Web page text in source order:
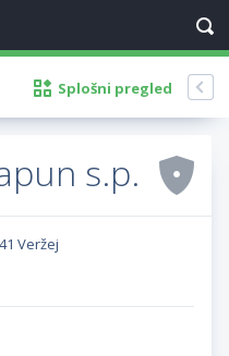
Splošni pregled
s.p.
Veržej